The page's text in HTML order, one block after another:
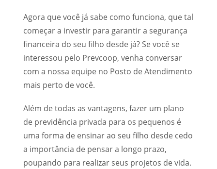
Agora que você já sabe como funciona, que tal
começar a investir para garantir a segurança
financeira do seu filho desde já? Se você se
interessou pelo Prevcoop, venha conversar
com a nossa equipe no Posto de Atendimento
mais perto de você.
Além de todas as vantagens, fazer um plano
de previdência privada para os pequenos é
uma forma de ensinar ao seu filho desde cedo
a importância de pensar a longo prazo,
poupando para realizar seus projetos de vida.